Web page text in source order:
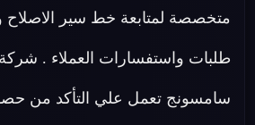
متخصصة لمتابعة خط سير الاصلاح
طلبات واستفسارات العملاء .
سامسونج تعمل علي التأكد من